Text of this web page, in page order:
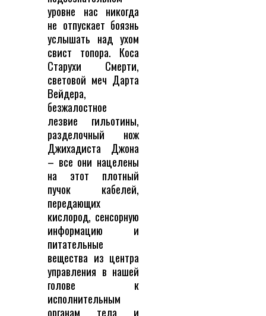
уровне нас никогда
не отпускает боязнь
услышать над ухом
свист топора. Коса
Старухи Смерти,
световой меч Дарта
Вейдера,
безжалостное
лезвие гильотины,
разделочный нож
Джихадиста Джона
– все они нацелены
на этот плотный
пучок кабелей,
передающих
кислород, сенсорную
информацию и
питательные
вещества из центра
управления в нашей
голове к
исполнительным
органам тела и